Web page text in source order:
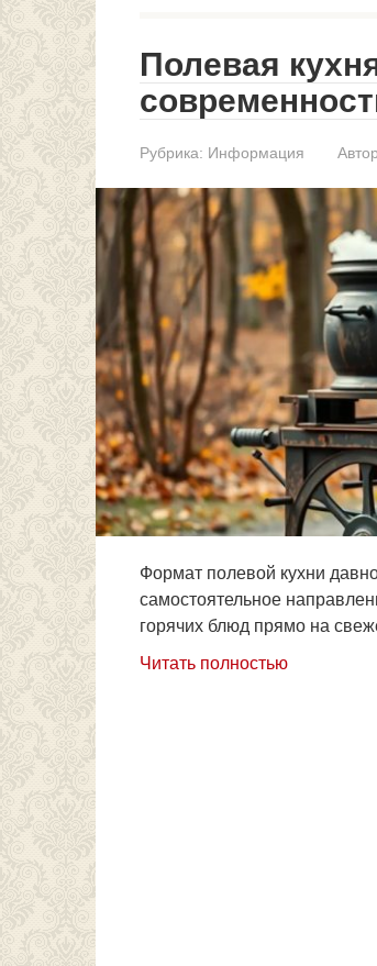
Полевая
Рубрика: Информация
Формат полевой кухни
самостоятельное
горячих блюд прямо на
Читать полностью